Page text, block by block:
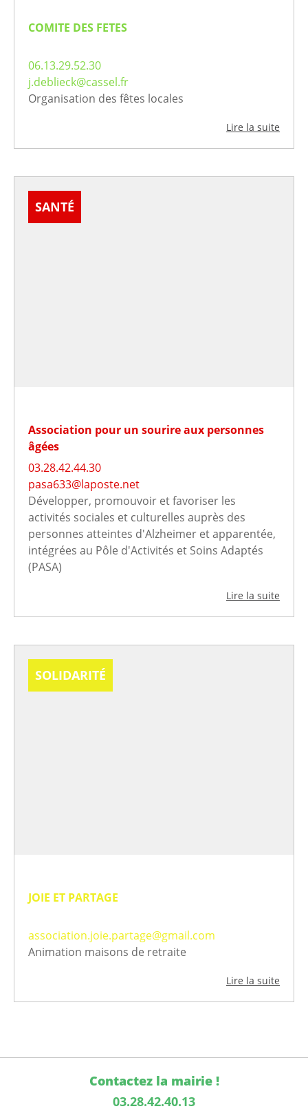
COMITE DES FETES
06.13.29.52.30
j.deblieck@cassel.fr
Organisation des fêtes locales
Lire la suite
SANTÉ
Association pour un sourire aux personnes
âgées
03.28.42.44.30
pasa633@laposte.net
Développer, promouvoir et favoriser les
activités sociales et culturelles auprès des
personnes atteintes d'Alzheimer et apparentée,
intégrées au Pôle d'Activités et Soins Adaptés
(PASA)
Lire la suite
SOLIDARITÉ
JOIE ET PARTAGE
association.joie.partage@gmail.com
Animation maisons de retraite
Lire la suite
Contactez la mairie !
03.28.42.40.13